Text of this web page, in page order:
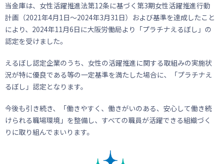
当金庫は、女性活躍推進法第12条に基づく第3期女性活躍推進行動
計画（2021年4月1日～2024年3月31日）および基準を達成したこと
により、2024年11月6日に大阪労働局より「プラチナえるぼし」の
認定を受けました。
えるぼし認定企業のうち、女性の活躍推進に関する取組みの実施状
況が特に優良である等の一定基準を満たした場合に、「プラチナえ
るぼし」認定となります。
今後も引き続き、「働きやすく、働きがいのある、安心して働き続
けられる職場環境」を整備し、すべての職員が活躍できる組織づく
りに取り組んでまいります。